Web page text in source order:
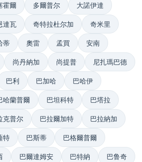
霍爾 多爾普尔 大諾伊達
達瓦 奇特拉杜尔加 奇米里
蒂 奧雷 孟買 安南
尚丹納加 尚提普 尼扎瑪巴德
巴利 巴加哈 巴哈伊
哈蘭普爾 巴坦科特 巴塔拉
克普尔 巴拉爾加特 巴拉納加
特 巴斯蒂 巴格爾普爾
巴爾達姆安 巴特納 巴鲁奇